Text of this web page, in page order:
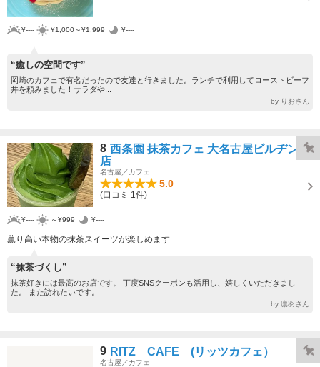
¥---- ¥1,000～¥1,999 ¥----
“癒しの空間です”
岡崎のカフェで有名だったので友達と行きました。ランチで利用してローストビーフ
丼を頼みました！サラダや...
by りおさん
8 西条園 抹茶カフェ 大名古屋ビルヂング
店
名古屋／カフェ
5.0
(口コミ 1件)
¥---- ～¥999 ¥----
薫り高い本物の抹茶スイーツが楽しめます
“抹茶づくし”
抹茶好きには最高のお店です。 丁度SNSクーポンも活用し、嬉しくいただきまし
た。 また訪れたいです。
by 凛羽さん
9 RITZ CAFE (リッツカフェ）
名古屋／カフェ